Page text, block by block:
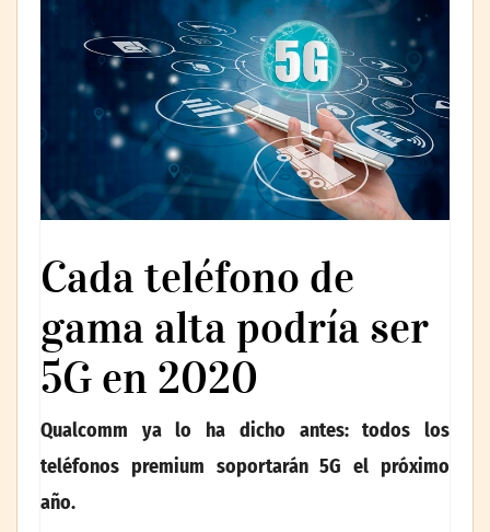
Cada teléfono de
gama alta podría ser
5G en 2020
Qualcomm ya lo ha dicho antes: todos los
teléfonos premium soportarán 5G el próximo
año.